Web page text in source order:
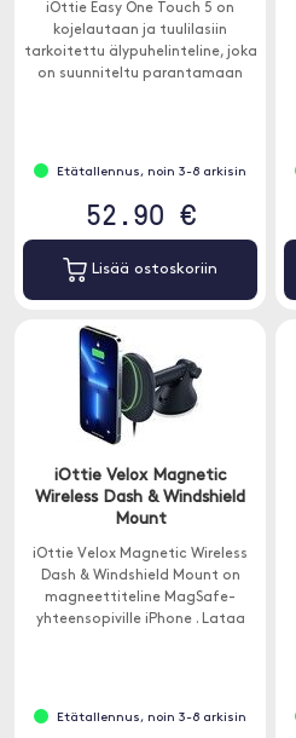
iOttie Easy One Touch 5 on
kojelautaan ja tuulilasiin
tarkoitettu älypuhelinteline, joka
on suunniteltu parantamaan
Etätallennus, noin 3-8 arkisin
52.90 €
Lisää ostoskoriin
iOttie Velox Magnetic
Wireless Dash & Windshield
Mount
iOttie Velox Magnetic Wireless
Dash & Windshield Mount on
magneettiteline MagSafe-
yhteensopiville iPhone . Lataa
Etätallennus, noin 3-8 arkisin